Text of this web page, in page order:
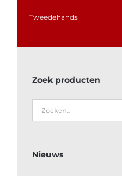
Tweedehands
Zoek producten
Nieuws